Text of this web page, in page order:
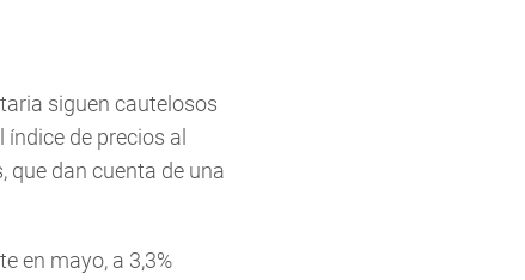
siguen cautelosos
de precios al
dan cuenta de una
en mayo, a 3,3%